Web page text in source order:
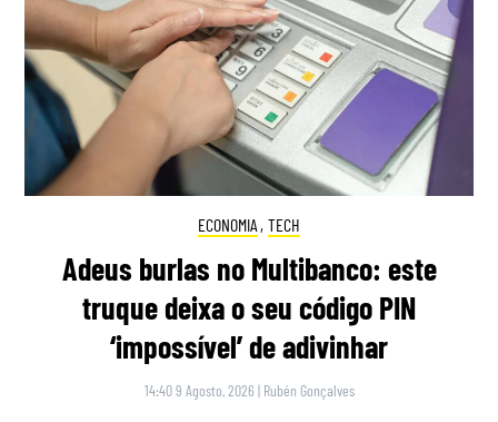
ECONOMIA , TECH
Adeus burlas no Multibanco: este
truque deixa o seu código PIN
‘impossível’ de adivinhar
14:40 9 Agosto, 2026 | Rubén Gonçalves